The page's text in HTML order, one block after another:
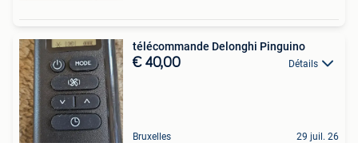
télécommande Delonghi Pinguino
€ 40,00 Détails
Bruxelles 29 juil. 26